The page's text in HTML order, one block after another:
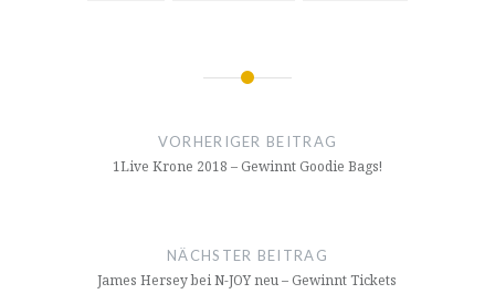
Beitragsnavigation
VORHERIGER BEITRAG
1Live Krone 2018 – Gewinnt Goodie Bags!
NÄCHSTER BEITRAG
James Hersey bei N-JOY neu – Gewinnt Tickets